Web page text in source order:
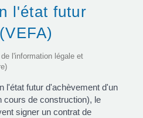
l'état futur
l'information légale et
l'état futur d'achèvement d'un
cours de construction), le
signer un contrat de